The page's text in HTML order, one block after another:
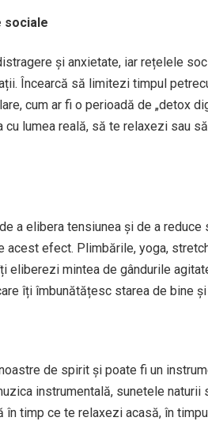
sociale
și anxietate, iar rețelele
Încearcă să limitezi timpul
cum ar fi o perioadă de „detox
lumea reală, să te relaxezi sau
a elibera tensiunea și de a
acest efect. Plimbările, yoga,
eliberezi mintea de gândurile
îți îmbunătățesc starea de bine
de spirit și poate fi un
instrumentală, sunetele
timp ce te relaxezi acasă, în